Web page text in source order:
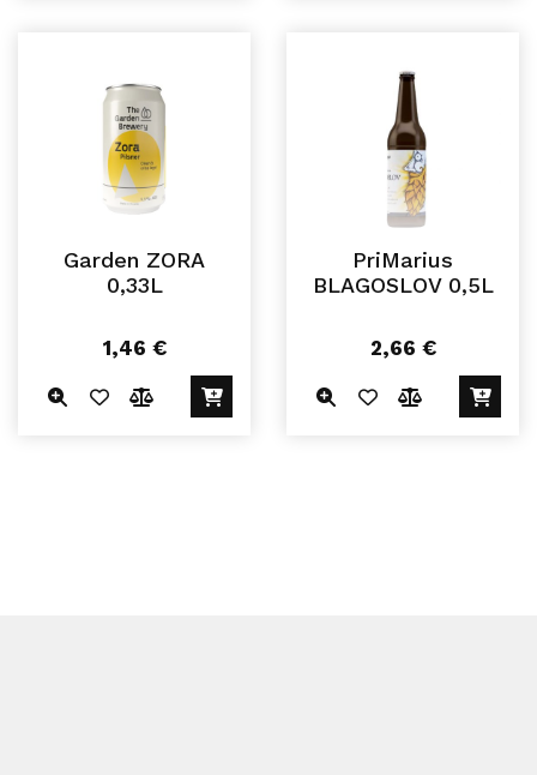
Garden ZORA
0,33L
1,46 €
PriMarius
BLAGOSLOV 0,5L
2,66 €